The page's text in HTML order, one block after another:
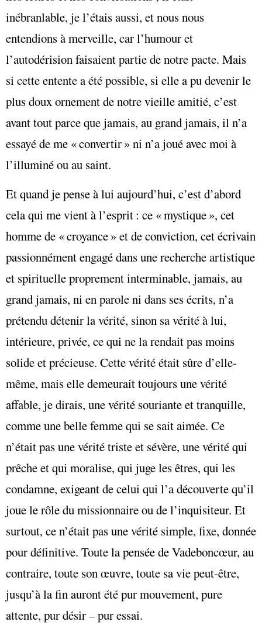
inébranlable, je l’étais aussi, et nous nous
entendions à merveille, car l’humour et
l’autodérision faisaient partie de notre pacte. Mais
si cette entente a été possible, si elle a pu devenir le
plus doux ornement de notre vieille amitié, c’est
avant tout parce que jamais, au grand jamais, il n’a
essayé de me « convertir » ni n’a joué avec moi à
l’illuminé ou au saint.
Et quand je pense à lui aujourd’hui, c’est d’abord
cela qui me vient à l’esprit : ce « mystique », cet
homme de « croyance » et de conviction, cet écrivain
passionnément engagé dans une recherche artistique
et spirituelle proprement interminable, jamais, au
grand jamais, ni en parole ni dans ses écrits, n’a
prétendu détenir la vérité, sinon sa vérité à lui,
intérieure, privée, ce qui ne la rendait pas moins
solide et précieuse. Cette vérité était sûre d’elle-
même, mais elle demeurait toujours une vérité
affable, je dirais, une vérité souriante et tranquille,
comme une belle femme qui se sait aimée. Ce
n’était pas une vérité triste et sévère, une vérité qui
prêche et qui moralise, qui juge les êtres, qui les
condamne, exigeant de celui qui l’a découverte qu’il
joue le rôle du missionnaire ou de l’inquisiteur. Et
surtout, ce n’était pas une vérité simple, fixe, donnée
pour définitive. Toute la pensée de Vadeboncœur, au
contraire, toute son œuvre, toute sa vie peut-être,
jusqu’à la fin auront été pur mouvement, pure
attente, pur désir – pur essai.